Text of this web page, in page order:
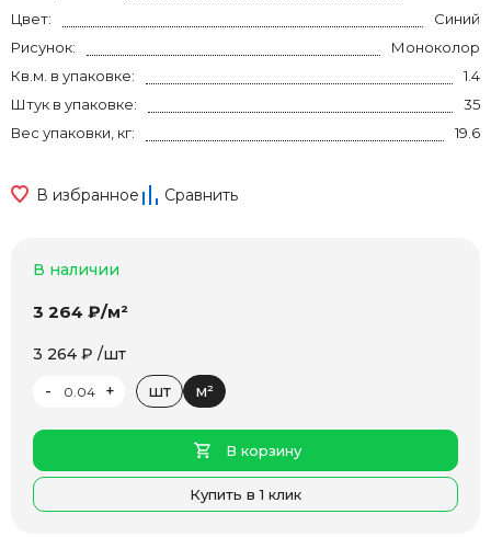
Цвет:
Синий
Рисунок:
Моноколор
Кв.м. в упаковке:
1.4
Штук в упаковке:
35
Вес упаковки, кг:
19.6
В избранное Сравнить
В наличии
3 264 ₽/м²
3 264 ₽ /шт
-
+ шт м²
В корзину
Купить в 1 клик